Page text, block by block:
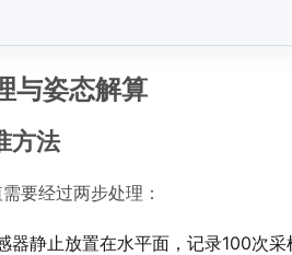
与姿态解算
方法
要经过两步处理：
器静止放置在水平面，记录100次